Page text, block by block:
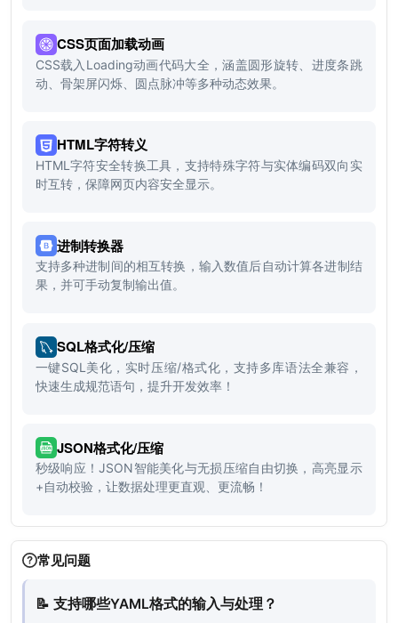
CSS页面加载动画
CSS载入Loading动画代码大全，涵盖圆形旋转、进度条跳
动、骨架屏闪烁、圆点脉冲等多种动态效果。
HTML字符转义
HTML字符安全转换工具，支持特殊字符与实体编码双向实
时互转，保障网页内容安全显示。
进制转换器
支持多种进制间的相互转换，输入数值后自动计算各进制结
果，并可手动复制输出值。
SQL格式化/压缩
一键SQL美化，实时压缩/格式化，支持多库语法全兼容，
快速生成规范语句，提升开发效率！
JSON格式化/压缩
秒级响应！JSON智能美化与无损压缩自由切换，高亮显示
+自动校验，让数据处理更直观、更流畅！
常见问题
📝 支持哪些YAML格式的输入与处理？